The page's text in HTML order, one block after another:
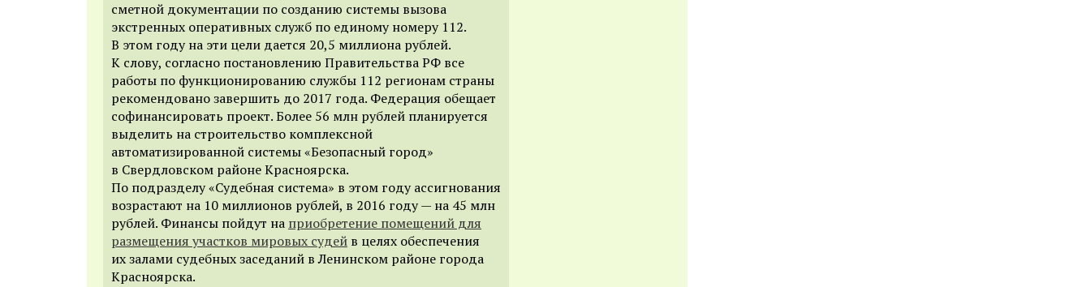
сметной документации по созданию системы вызова
экстренных оперативных служб по единому номеру 112.
В этом году на эти цели дается 20,5 миллиона рублей.
К слову, согласно постановлению Правительства РФ все
работы по функционированию службы 112 регионам страны
рекомендовано завершить до 2017 года. Федерация обещает
софинансировать проект. Более 56 млн рублей планируется
выделить на строительство комплексной
автоматизированной системы «Безопасный город»
в Свердловском районе Красноярска.
По подразделу «Судебная система» в этом году ассигнования
возрастают на 10 миллионов рублей, в 2016 году — на 45 млн
рублей. Финансы пойдут на приобретение помещений для
размещения участков мировых судей в целях обеспечения
их залами судебных заседаний в Ленинском районе города
Красноярска.